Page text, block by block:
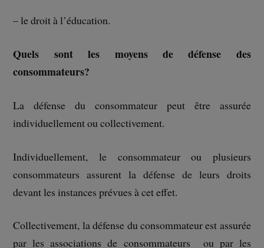
– le droit à l’éducation.
Quels sont les moyens de défense des
consommateurs?
La défense du consommateur peut être assurée
individuellement ou collectivement.
Individuellement, le consommateur ou plusieurs
consommateurs assurent la défense de leurs droits
devant les instances prévues à cet effet.
Collectivement, la défense du consommateur est assurée
par les associations de consommateurs ou par les